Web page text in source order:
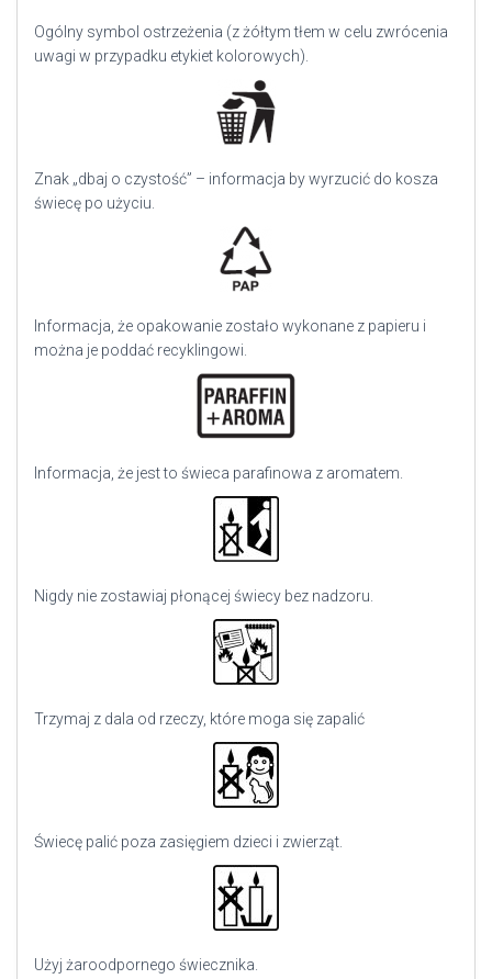
Ogólny symbol ostrzeżenia (z żółtym tłem w celu zwrócenia
uwagi w przypadku etykiet kolorowych).
Znak „dbaj o czystość” – informacja by wyrzucić do kosza
świecę po użyciu.
Informacja, że opakowanie zostało wykonane z papieru i
można je poddać recyklingowi.
Informacja, że jest to świeca parafinowa z aromatem.
Nigdy nie zostawiaj płonącej świecy bez nadzoru.
Trzymaj z dala od rzeczy, które moga się zapalić
Świecę palić poza zasięgiem dzieci i zwierząt.
Użyj żaroodpornego świecznika.